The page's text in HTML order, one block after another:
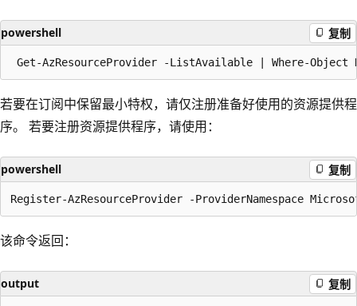
powershell 复制
若要在订阅中保留最小特权，请仅注册准备好使用的资源提供程
序。 若要注册资源提供程序，请使用：
powershell 复制
该命令返回：
output 复制